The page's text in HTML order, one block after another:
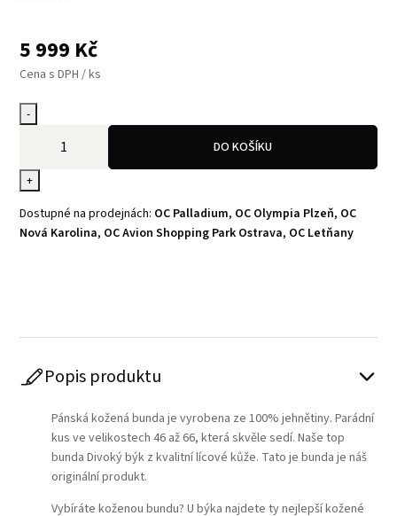
5 999 Kč
Cena s DPH / ks
-
+
DO KOŠÍKU
Dostupné na prodejnách: OC Palladium, OC Olympia Plzeň, OC
Nová Karolina, OC Avion Shopping Park Ostrava, OC Letňany
Popis produktu
Pánská kožená bunda je vyrobena ze 100% jehnětiny. Parádní
kus ve velikostech 46 až 66, která skvěle sedí. Naše top
bunda Divoký býk z kvalitní lícové kůže. Tato je bunda je náš
originální produkt.
Vybíráte koženou bundu? U býka najdete ty nejlepší kožené